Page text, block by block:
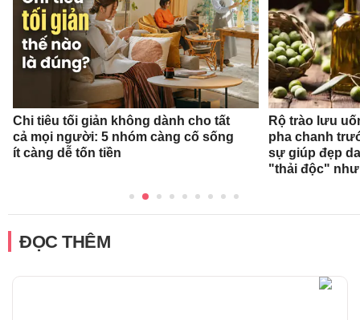
Chi tiêu tối giản không dành cho tất
cả mọi người: 5 nhóm càng cố sống
ít càng dễ tốn tiền
Rộ trào lưu
pha chanh
sự giúp đẹp
"thải độc"
ĐỌC THÊM